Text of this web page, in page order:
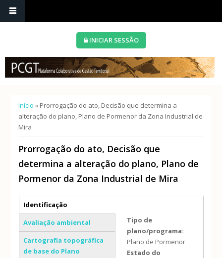
INICIAR SESSÃO
Está aqui
Início » Prorrogação do ato, Decisão que determina a
alteração do plano, Plano de Pormenor da Zona Industrial de
Mira
Prorrogação do ato, Decisão que
determina a alteração do plano, Plano de
Pormenor da Zona Industrial de Mira
Separadores verticais
Identificação
(separador ativo)
Avaliação ambiental
Cartografia topográfica
de base do Plano
Tipo de
plano/programa:
Plano de Pormenor
Estado do